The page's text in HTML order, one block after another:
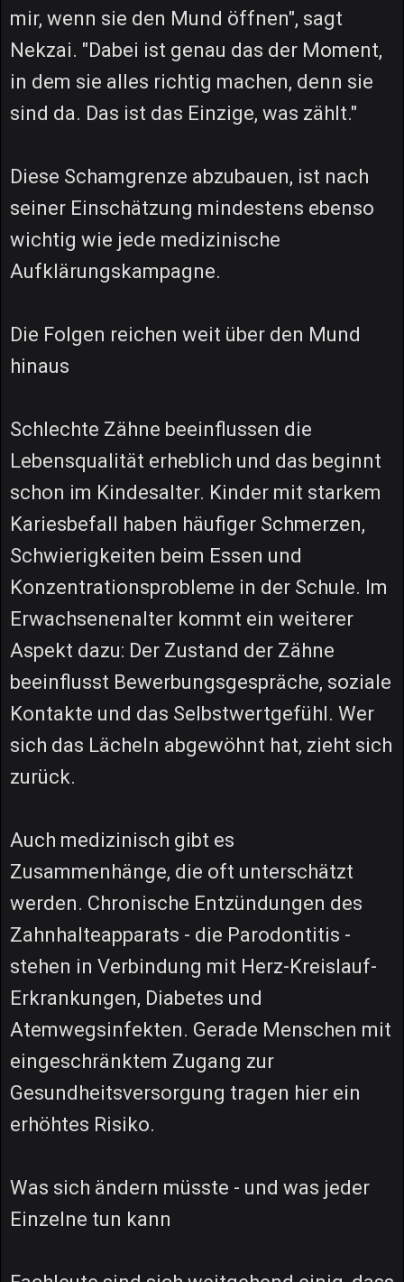
mir, wenn sie den Mund öffnen", sagt
Nekzai. "Dabei ist genau das der Moment,
in dem sie alles richtig machen, denn sie
sind da. Das ist das Einzige, was zählt."
Diese Schamgrenze abzubauen, ist nach
seiner Einschätzung mindestens ebenso
wichtig wie jede medizinische
Aufklärungskampagne.
Die Folgen reichen weit über den Mund
hinaus
Schlechte Zähne beeinflussen die
Lebensqualität erheblich und das beginnt
schon im Kindesalter. Kinder mit starkem
Kariesbefall haben häufiger Schmerzen,
Schwierigkeiten beim Essen und
Konzentrationsprobleme in der Schule. Im
Erwachsenenalter kommt ein weiterer
Aspekt dazu: Der Zustand der Zähne
beeinflusst Bewerbungsgespräche, soziale
Kontakte und das Selbstwertgefühl. Wer
sich das Lächeln abgewöhnt hat, zieht sich
zurück.
Auch medizinisch gibt es
Zusammenhänge, die oft unterschätzt
werden. Chronische Entzündungen des
Zahnhalteapparats - die Parodontitis -
stehen in Verbindung mit Herz-Kreislauf-
Erkrankungen, Diabetes und
Atemwegsinfekten. Gerade Menschen mit
eingeschränktem Zugang zur
Gesundheitsversorgung tragen hier ein
erhöhtes Risiko.
Was sich ändern müsste - und was jeder
Einzelne tun kann